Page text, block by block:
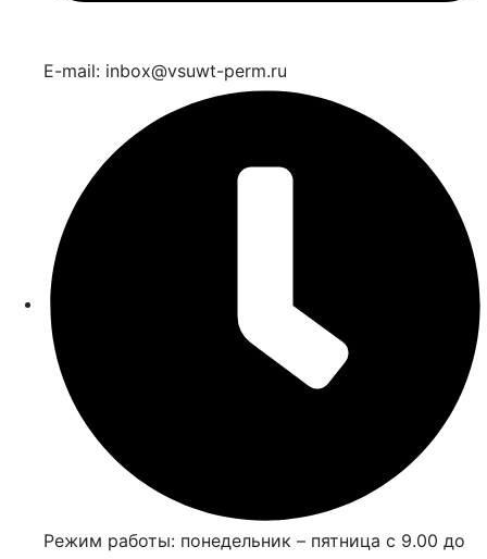
E-mail: inbox@vsuwt-perm.ru
Режим работы: понедельник – пятница с 9.00 до